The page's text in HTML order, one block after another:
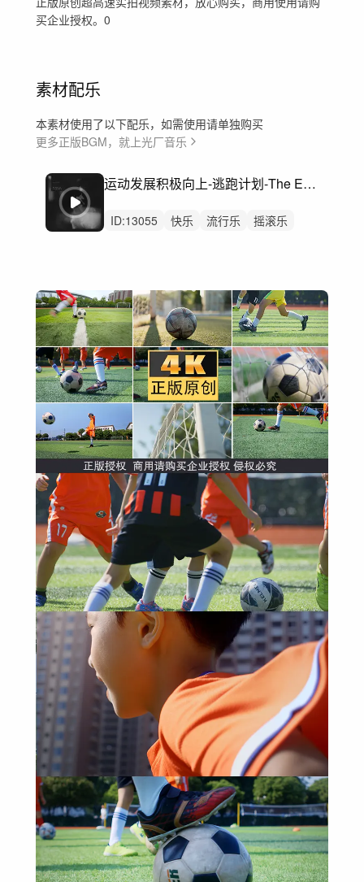
买企业授权。0
素材配乐
本素材使用了以下配乐，如需使用请单独购买
更多正版BGM，就上光厂音乐
运动发展积极向上-逃跑计划-The Escape
ID:13055 快乐 流行乐
摇滚乐